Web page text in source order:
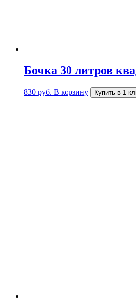
Бочка 30 литров
830 руб. В корзину Купить в 1